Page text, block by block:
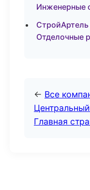
Инженерные
Отделочные
← Все
Главная